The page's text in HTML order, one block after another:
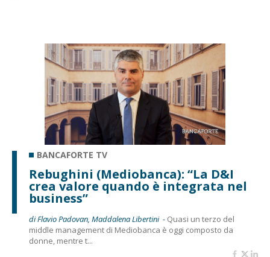
BANCAFORTE TV
Rebughini (Mediobanca): “La D&I
crea valore quando è integrata nel
business”
di Flavio Padovan, Maddalena Libertini - Quasi un terzo del
middle management di Mediobanca è oggi composto da
donne, mentre t...